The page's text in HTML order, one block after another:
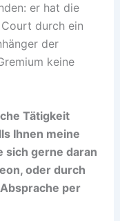
er hat die
durch ein
der
keine
Tätigkeit
Ihnen meine
sich gerne daran
oder durch
per